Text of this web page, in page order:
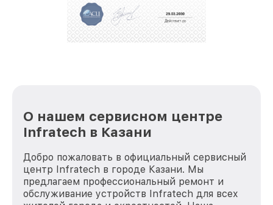
положительные отзывы и обрели отличную
репутацию. Мы постоянно совершенствуемся и
О нашем сервисном центре
Infratech в Казани
Добро пожаловать в официальный сервисный
центр Infratech в городе Казани. Мы
предлагаем профессиональный ремонт и
обслуживание устройств Infratech для всех